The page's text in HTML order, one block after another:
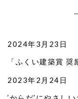
2024年3月23日
「ふくい建築賞 奨
2023年2月24日